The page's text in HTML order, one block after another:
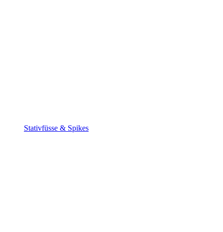
Stativfüsse & Spikes